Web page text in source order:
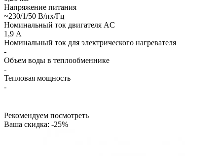
Напряжение питания
~230/1/50 В/пх/Гц
Номинальный ток двигателя AC
1,9 А
Номинальный ток для электрического нагревателя
-
Объем воды в теплообменнике
-
Тепловая мощность
-
Рекомендуем посмотреть
Ваша скидка: -25%